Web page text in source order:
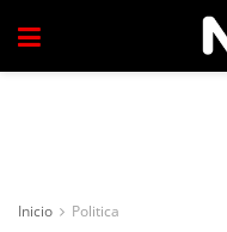
Inicio Politica